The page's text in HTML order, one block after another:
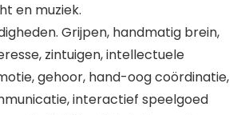
en muziek.
Grijpen, handmatig brein,
zintuigen, intellectuele
gehoor, hand-oog coördinatie,
interactief speelgoed